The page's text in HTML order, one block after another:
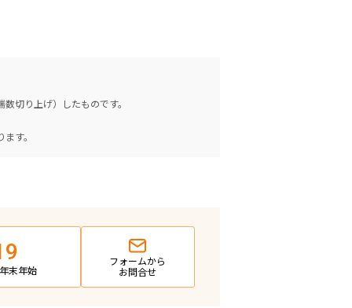
切り上げ）したものです。
す。
末年始
フォームから
お問合せ